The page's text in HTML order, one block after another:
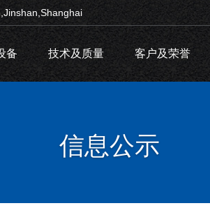
备 技术及质量 客户及荣誉
信息公示